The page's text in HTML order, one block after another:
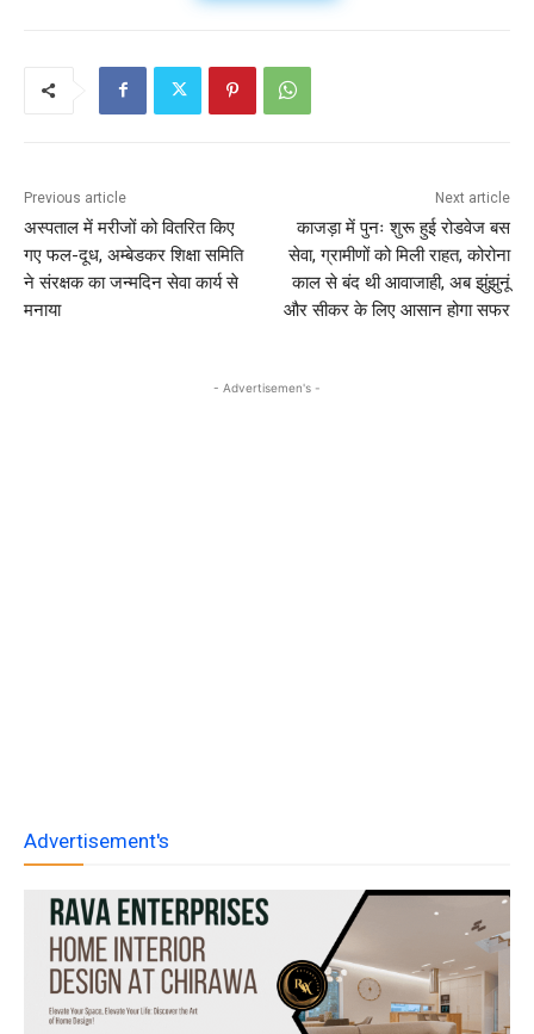
Previous article
अस्पताल में मरीजों को वितरित किए
गए फल-दूध, अम्बेडकर शिक्षा समिति
ने संरक्षक का जन्मदिन सेवा कार्य से
मनाया
Next article
काजड़ा में पुनः शुरू हुई रोडवेज बस
सेवा, ग्रामीणों को मिली राहत, कोरोना
काल से बंद थी आवाजाही, अब झुंझुनूं
और सीकर के लिए आसान होगा सफर
- Advertisemen's -
Advertisement's